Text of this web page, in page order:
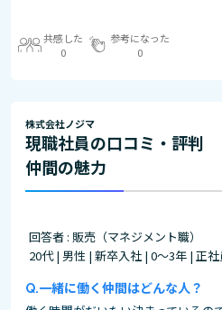
共感した
0
参考になった
0
株式会社ノジマ
現職社員の口コミ・評判
仲間の魅力
回答者 : 販売（マネジメント職）
20代 | 男性 | 新卒入社 | 0～3年 | 正社
一緒に働く仲間はどんな人？